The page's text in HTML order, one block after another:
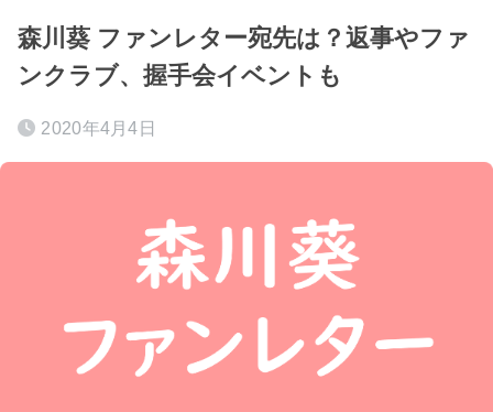
森川葵 ファンレター宛先は？返事やファ
ンクラブ、握手会イベントも
2020年4月4日